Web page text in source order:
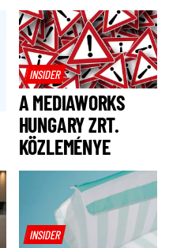
INSIDER
A MEDIAWORKS
HUNGARY ZRT.
KÖZLEMÉNYE
INSIDER